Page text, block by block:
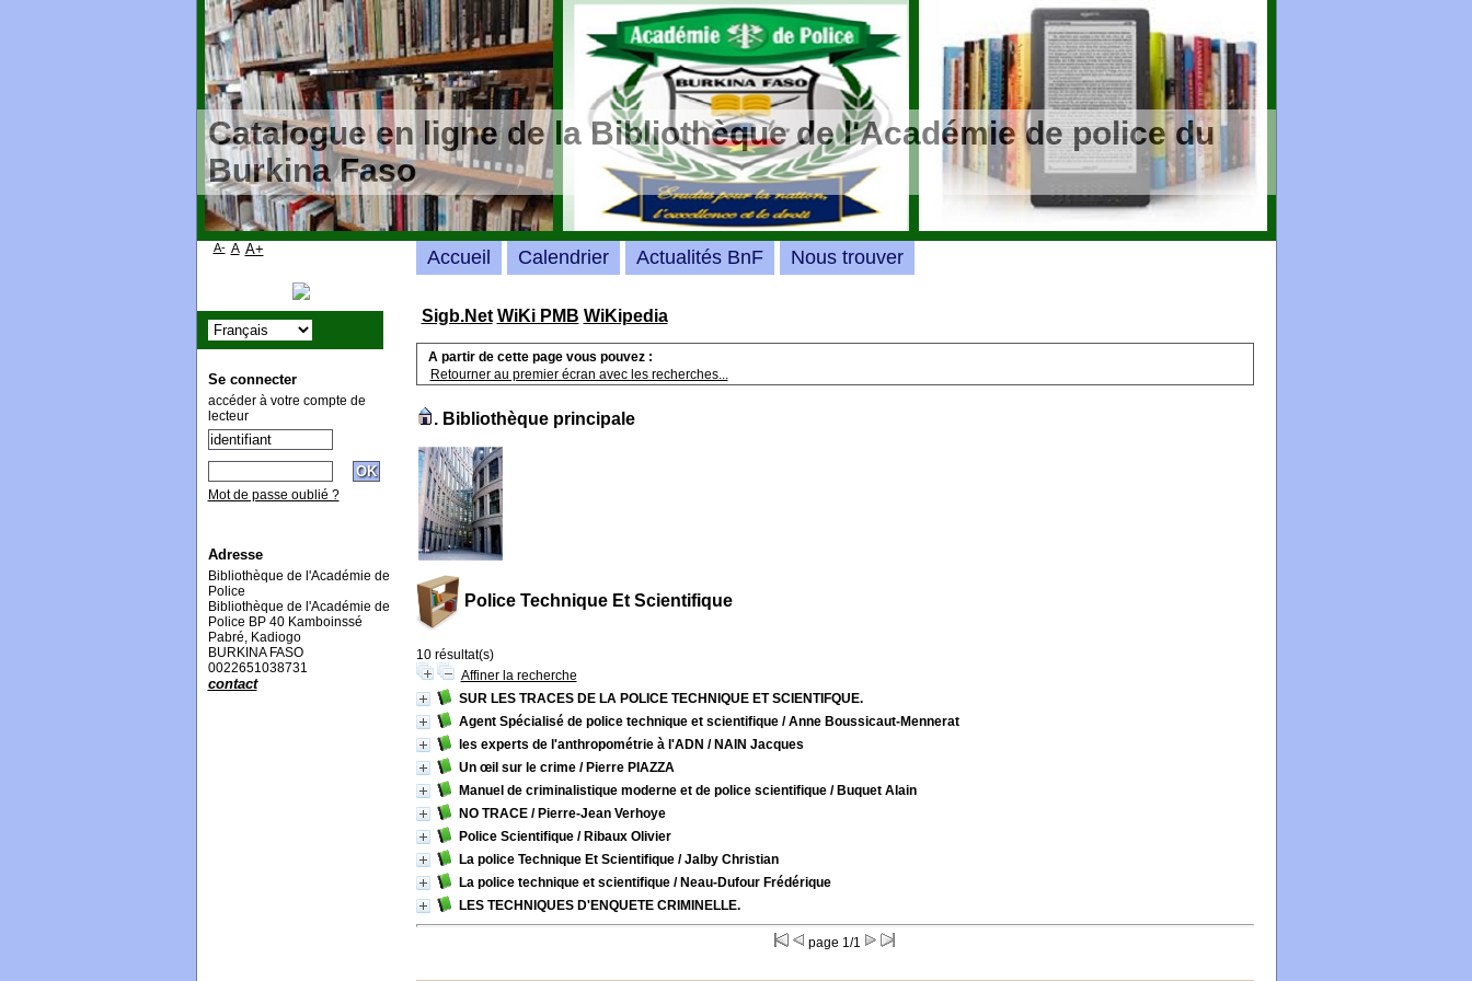
Catalogue en ligne de la Bibliothèque de l'Académie de police du
Burkina Faso
Sigb.Net WiKi PMB WiKipedia
A partir de cette page vous pouvez :
Retourner au premier écran avec les recherches...
. Bibliothèque principale
Police Technique Et Scientifique
10 résultat(s)
Affiner la recherche
SUR LES TRACES DE LA POLICE TECHNIQUE ET SCIENTIFQUE.
Agent Spécialisé de police technique et scientifique/ Anne Boussicaut-Mennerat
les experts de l'anthropométrie à l'ADN / NAIN Jacques
Un œil sur le crime/ Pierre PIAZZA
Manuel de criminalistique moderne et de police scientifique/ Buquet Alain
NO TRACE/ Pierre-Jean Verhoye
Police Scientifique/ Ribaux Olivier
La police Technique Et Scientifique/ Jalby Christian
La police technique et scientifique/ Neau-Dufour Frédérique
LES TECHNIQUES D'ENQUETE CRIMINELLE.
page 1/1
Accueil Calendrier Actualités BnF Nous trouver
A- A A+
Se connecter
accéder à votre compte de
lecteur
Mot de passe oublié ?
Adresse
Bibliothèque de l'Académie de
Police
Bibliothèque de l'Académie de
Police BP 40 Kamboinssé
Pabré, Kadiogo
BURKINA FASO
0022651038731
contact